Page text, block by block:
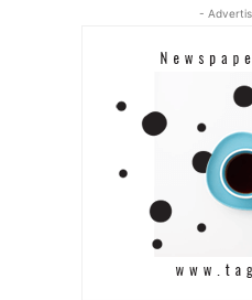
-